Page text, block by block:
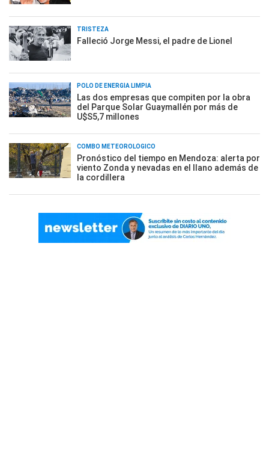
TRISTEZA
Falleció Jorge Messi, el padre de Lionel
POLO DE ENERGÍA LIMPIA
Las dos empresas que compiten por la obra
del Parque Solar Guaymallén por más de
U$S5,7 millones
COMBO METEOROLÓGICO
Pronóstico del tiempo en Mendoza: alerta por
viento Zonda y nevadas en el llano además de
la cordillera